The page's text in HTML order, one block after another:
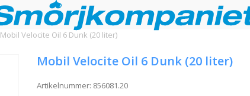
Mobil Velocite Oil 6 Dunk (20 liter)
Mobil Velocite Oil 6 Dunk (20 liter)
Artikelnummer: 856081.20